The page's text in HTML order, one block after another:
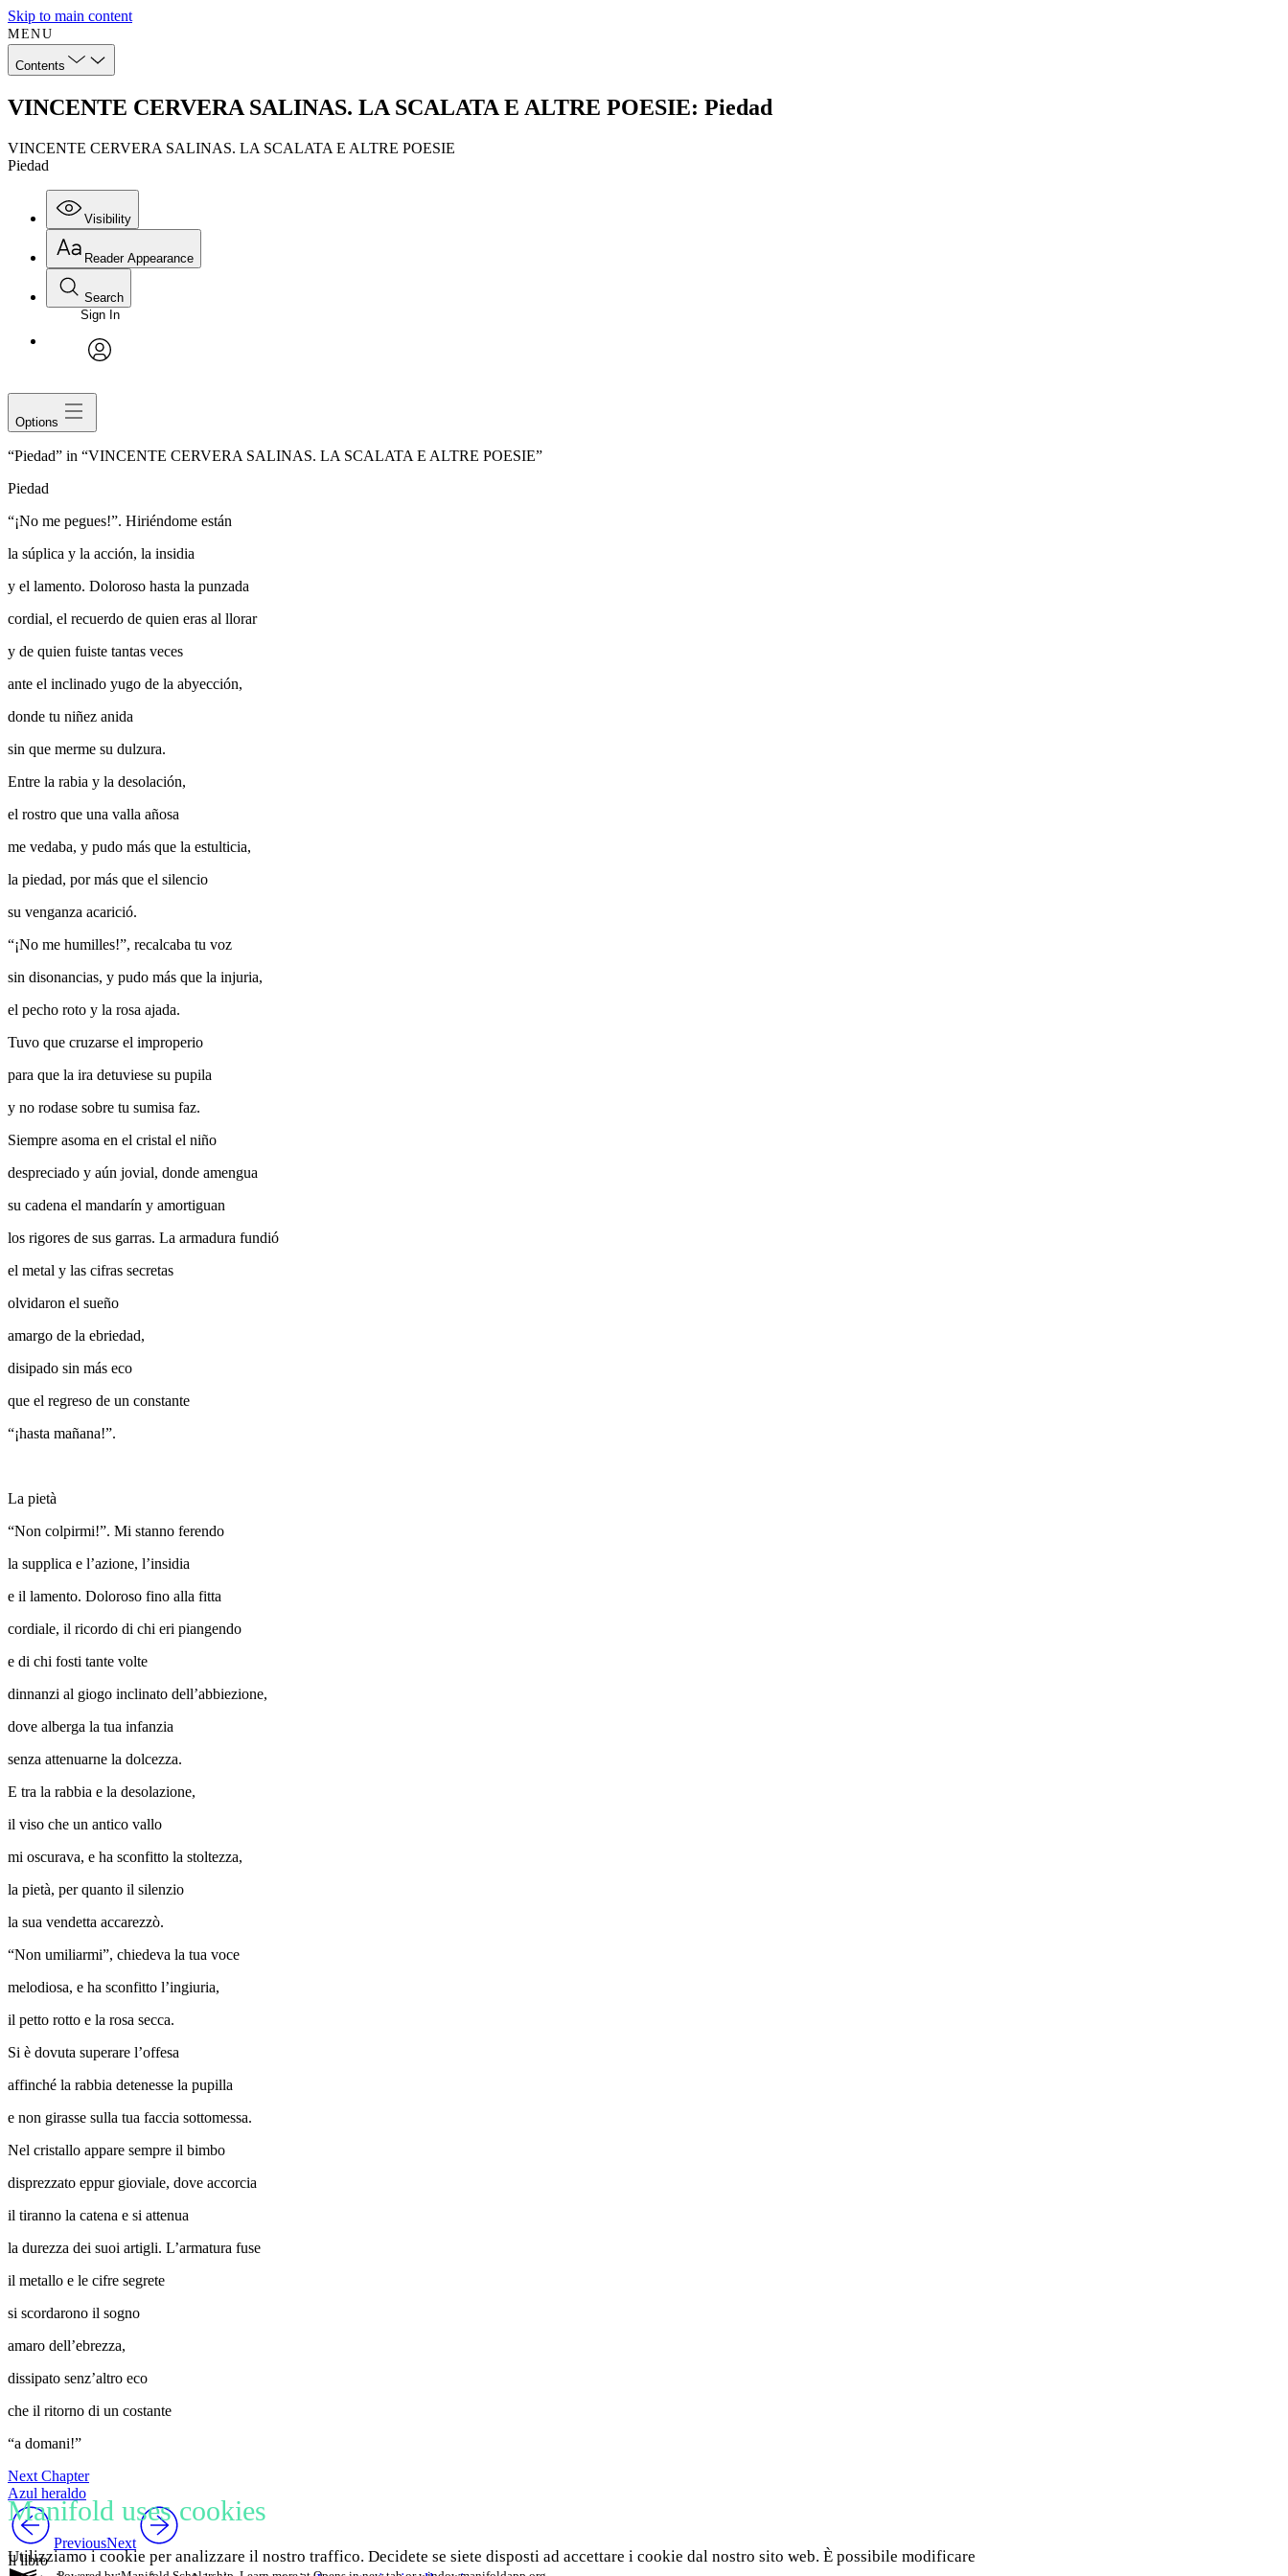
Skip to main content
MENU
Contents
VINCENTE CERVERA SALINAS. LA SCALATA E ALTRE POESIE: Piedad
VINCENTE CERVERA SALINAS. LA SCALATA E ALTRE POESIE
Piedad
Visibility
Reader Appearance
Search
Sign In
Options
“Piedad” in “VINCENTE CERVERA SALINAS. LA SCALATA E ALTRE POESIE”
Piedad
“¡No me pegues!”. Hiriéndome están
la súplica y la acción, la insidia
y el lamento. Doloroso hasta la punzada
cordial, el recuerdo de quien eras al llorar
y de quien fuiste tantas veces
ante el inclinado yugo de la abyección,
donde tu niñez anida
sin que merme su dulzura.
Entre la rabia y la desolación,
el rostro que una valla añosa
me vedaba, y pudo más que la estulticia,
la piedad, por más que el silencio
su venganza acarició.
“¡No me humilles!”, recalcaba tu voz
sin disonancias, y pudo más que la injuria,
el pecho roto y la rosa ajada.
Tuvo que cruzarse el improperio
para que la ira detuviese su pupila
y no rodase sobre tu sumisa faz.
Siempre asoma en el cristal el niño
despreciado y aún jovial, donde amengua
su cadena el mandarín y amortiguan
los rigores de sus garras. La armadura fundió
el metal y las cifras secretas
olvidaron el sueño
amargo de la ebriedad,
disipado sin más eco
que el regreso de un constante
“¡hasta mañana!”.
La pietà
“Non colpirmi!”. Mi stanno ferendo
la supplica e l’azione, l’insidia
e il lamento. Doloroso fino alla fitta
cordiale, il ricordo di chi eri piangendo
e di chi fosti tante volte
dinnanzi al giogo inclinato dell’abbiezione,
dove alberga la tua infanzia
senza attenuarne la dolcezza.
E tra la rabbia e la desolazione,
il viso che un antico vallo
mi oscurava, e ha sconfitto la stoltezza,
la pietà, per quanto il silenzio
la sua vendetta accarezzò.
“Non umiliarmi”, chiedeva la tua voce
melodiosa, e ha sconfitto l’ingiuria,
il petto rotto e la rosa secca.
Si è dovuta superare l’offesa
affinché la rabbia detenesse la pupilla
e non girasse sulla tua faccia sottomessa.
Nel cristallo appare sempre il bimbo
disprezzato eppur gioviale, dove accorcia
il tiranno la catena e si attenua
la durezza dei suoi artigli. L’armatura fuse
il metallo e le cifre segrete
si scordarono il sogno
amaro dell’ebrezza,
dissipato senz’altro eco
che il ritorno di un costante
“a domani!”
Next Chapter
Azul heraldo
PreviousNext
Il libro
Manifold uses cookies
Utilizziamo i cookie per analizzare il nostro traffico. Decidete se siete disposti ad accettare i cookie dal nostro sito web. È possibile modificare